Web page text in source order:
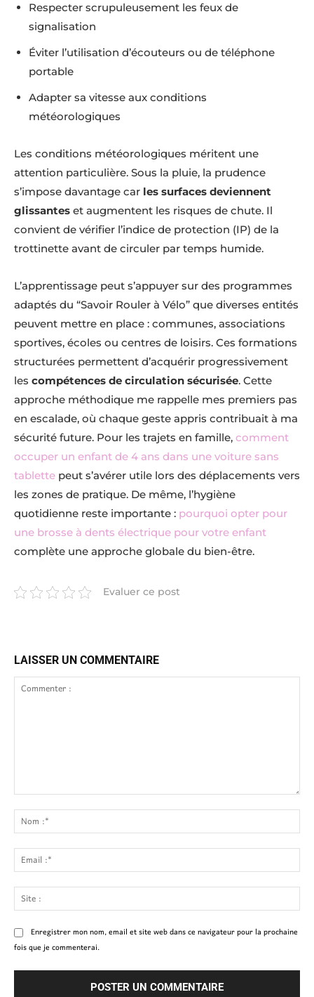
Respecter scrupuleusement les feux de
signalisation
Éviter l’utilisation d’écouteurs ou de téléphone
portable
Adapter sa vitesse aux conditions
météorologiques
Les conditions météorologiques méritent une
attention particulière. Sous la pluie, la prudence
s’impose davantage car les surfaces deviennent
glissantes et augmentent les risques de chute. Il
convient de vérifier l’indice de protection (IP) de la
trottinette avant de circuler par temps humide.
L’apprentissage peut s’appuyer sur des programmes
adaptés du “Savoir Rouler à Vélo” que diverses entités
peuvent mettre en place : communes, associations
sportives, écoles ou centres de loisirs. Ces formations
structurées permettent d’acquérir progressivement
les compétences de circulation sécurisée. Cette
approche méthodique me rappelle mes premiers pas
en escalade, où chaque geste appris contribuait à ma
sécurité future. Pour les trajets en famille, comment
occuper un enfant de 4 ans dans une voiture sans
tablette peut s’avérer utile lors des déplacements vers
les zones de pratique. De même, l’hygiène
quotidienne reste importante : pourquoi opter pour
une brosse à dents électrique pour votre enfant
complète une approche globale du bien-être.
Evaluer ce post
LAISSER UN COMMENTAIRE
:*
:*
:
Enregistrer mon nom, email et site web dans ce navigateur pour la prochaine
fois que je commenterai.